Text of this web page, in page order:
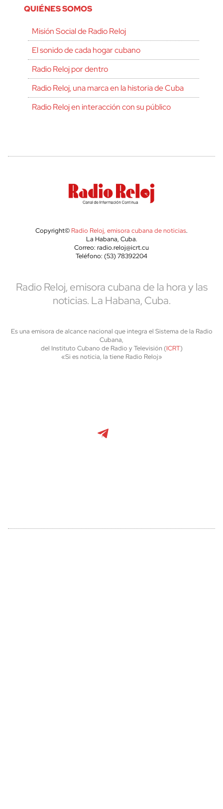
QUIÉNES SOMOS
Misión Social de Radio Reloj
El sonido de cada hogar cubano
Radio Reloj por dentro
Radio Reloj, una marca en la historia de Cuba
Radio Reloj en interacción con su público
Copyright© Radio Reloj, emisora cubana de noticias.
La Habana, Cuba.
Correo: radio.reloj@icrt.cu
Teléfono: (53) 78392204
Radio Reloj, emisora cubana de la hora y las
noticias. La Habana, Cuba.
Es una emisora de alcance nacional que integra el Sistema de la Radio
Cubana,
del Instituto Cubano de Radio y Televisión (ICRT)
«Si es noticia, la tiene Radio Reloj»